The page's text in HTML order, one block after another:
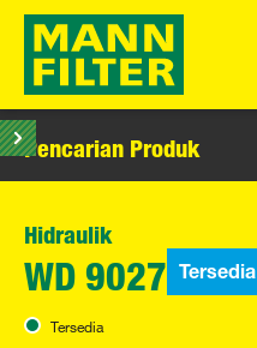
Pencarian Produk
Hidraulik
WD 9027 Tersedia
Tersedia